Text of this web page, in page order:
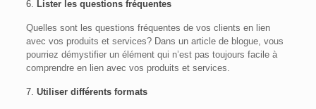
6. Lister les questions fréquentes
Quelles sont les questions fréquentes de vos clients en lien
avec vos produits et services? Dans un article de blogue, vous
pourriez démystifier un élément qui n’est pas toujours facile à
comprendre en lien avec vos produits et services.
7. Utiliser différents formats